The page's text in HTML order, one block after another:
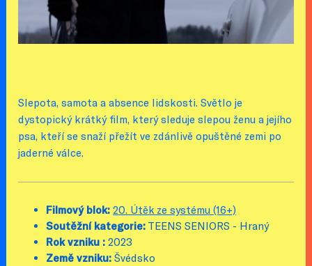
Slepota, samota a absence lidskosti. Světlo je
dystopický krátký film, který sleduje slepou ženu a jejího
psa, kteří se snaží přežít ve zdánlivě opuštěné zemi po
jaderné válce.
Filmový blok:20. Útěk ze systému (16+)
Soutěžní kategorie: TEENS SENIORS - Hraný
Rok vzniku : 2023
Země vzniku: Švédsko